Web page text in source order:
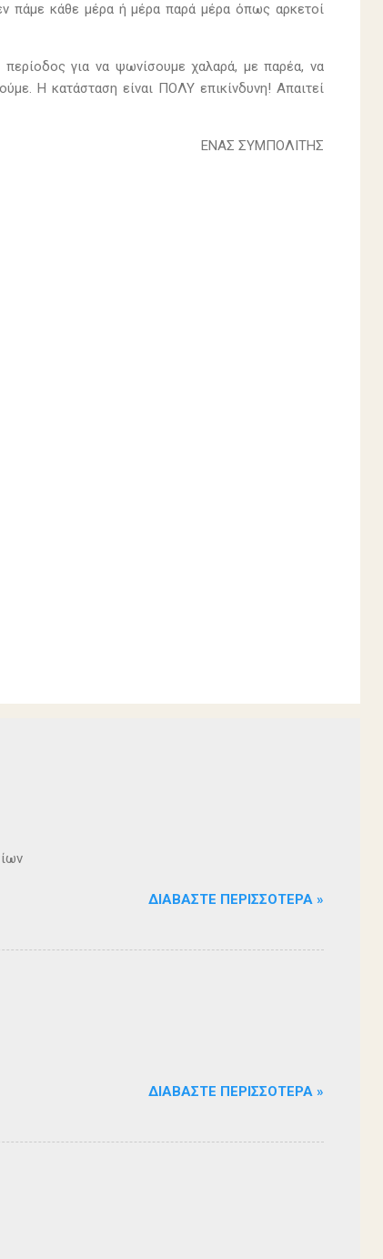
πάμε κάθε μέρα ή μέρα παρά μέρα όπως αρκετοί
για να ψωνίσουμε χαλαρά, με παρέα, να
Η κατάσταση είναι ΠΟΛΥ επικίνδυνη! Απαιτεί
​ΕΝΑΣ ΣΥΜΠΟΛΙΤΗΣ
ΔΙΑΒΆΣΤΕ ΠΕΡΙΣΣΌΤΕΡΑ »
ΔΙΑΒΆΣΤΕ ΠΕΡΙΣΣΌΤΕΡΑ »